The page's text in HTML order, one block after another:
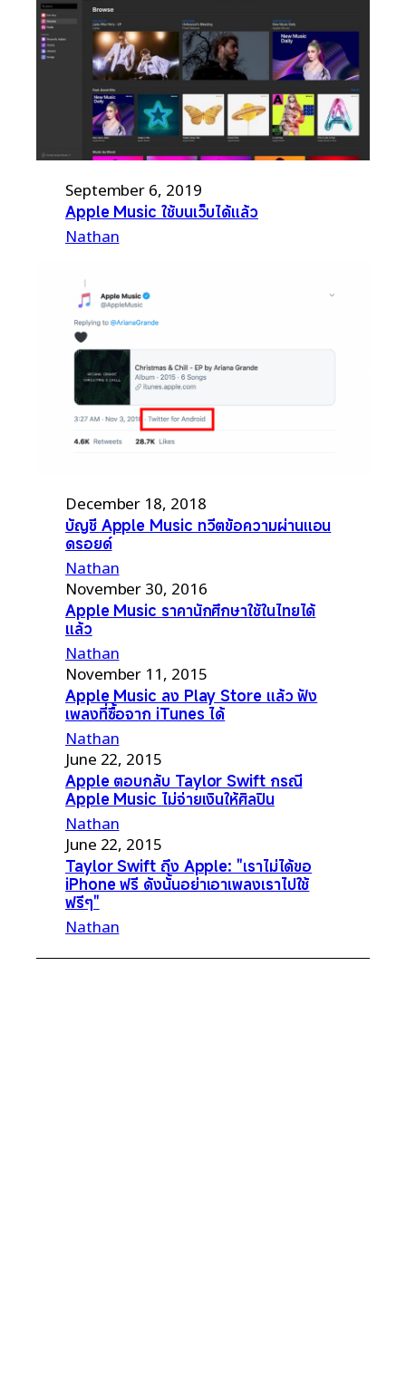
September 6, 2019
Apple Music ใช้บนเว็บได้แล้ว
Nathan
December 18, 2018
บัญชี Apple Music ทวีตข้อความผ่านแอน
ดรอยด์
Nathan
November 30, 2016
Apple Music ราคานักศึกษาใช้ในไทยได้
แล้ว
Nathan
November 11, 2015
Apple Music ลง Play Store แล้ว ฟัง
เพลงที่ซื้อจาก iTunes ได้
Nathan
June 22, 2015
Apple ตอบกลับ Taylor Swift กรณี
Apple Music ไม่จ่ายเงินให้ศิลปิน
Nathan
June 22, 2015
Taylor Swift ถึง Apple: "เราไม่ได้ขอ
iPhone ฟรี ดังนั้นอย่าเอาเพลงเราไปใช้
ฟรีๆ"
Nathan